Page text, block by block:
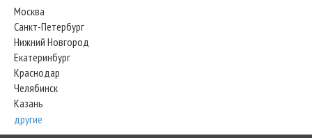
Москва
Санкт-Петербург
Нижний Новгород
Екатеринбург
Краснодар
Челябинск
Казань
другие